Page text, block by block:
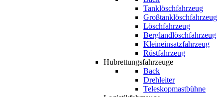
Tanklöschfahrzeug
Großtanklöschfahrzeug
Löschfahrzeug
Berglandlöschfahrzeug
Kleineinsatzfahrzeug
Rüstfahrzeug
Hubrettungsfahrzeuge
Back
Drehleiter
Teleskopmastbühne